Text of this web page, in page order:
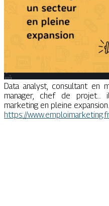
Data analyst, consultant en
manager, chef de projet…
marketing en pleine expansion.
https://